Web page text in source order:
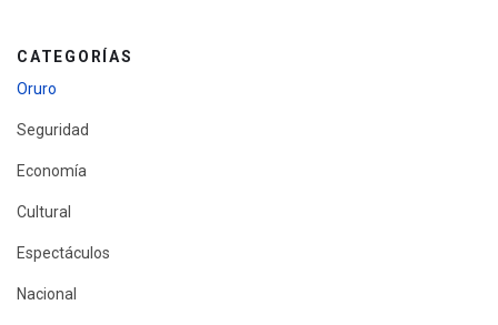
CATEGORÍAS
Oruro
Seguridad
Economía
Cultural
Espectáculos
Nacional